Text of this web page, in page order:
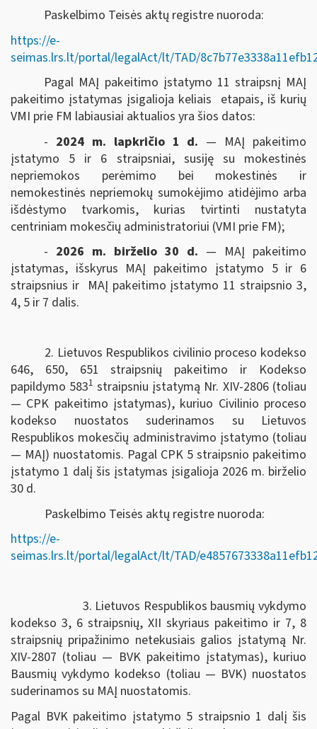
Paskelbimo Teisės aktų registre nuoroda:
https://e-
seimas.lrs.lt/portal/legalAct/lt/TAD/
Pagal MAĮ pakeitimo įstatymo 11 straipsnį MAĮ
pakeitimo įstatymas įsigalioja keliais etapais, iš kurių
VMI prie FM labiausiai aktualios yra šios datos:
- 2024 m. lapkričio 1 d. — MAĮ pakeitimo
įstatymo 5 ir 6 straipsniai, susiję su mokestinės
nepriemokos perėmimo bei mokestinės ir
nemokestinės nepriemokų sumokėjimo atidėjimo arba
išdėstymo tvarkomis, kurias tvirtinti nustatyta
centriniam mokesčių administratoriui (VMI prie FM);
- 2026 m. birželio 30 d. — MAĮ pakeitimo
įstatymas, išskyrus MAĮ pakeitimo įstatymo 5 ir 6
straipsnius ir MAĮ pakeitimo įstatymo 11 straipsnio 3,
4, 5 ir 7 dalis.
2. Lietuvos Respublikos civilinio proceso kodekso
646, 650, 651 straipsnių pakeitimo ir Kodekso
papildymo 5831 straipsniu įstatymą Nr. XIV-2806 (toliau
— CPK pakeitimo įstatymas), kuriuo Civilinio proceso
kodekso nuostatos suderinamos su Lietuvos
Respublikos mokesčių administravimo įstatymo (toliau
— MAĮ) nuostatomis. Pagal CPK 5 straipsnio pakeitimo
įstatymo 1 dalį šis įstatymas įsigalioja 2026 m. birželio
30 d.
Paskelbimo Teisės aktų registre nuoroda:
https://e-
seimas.lrs.lt/portal/legalAct/lt/TAD/
3. Lietuvos Respublikos bausmių vykdymo
kodekso 3, 6 straipsnių, XII skyriaus pakeitimo ir 7, 8
straipsnių pripažinimo netekusiais galios įstatymą Nr.
XIV-2807 (toliau — BVK pakeitimo įstatymas), kuriuo
Bausmių vykdymo kodekso (toliau — BVK) nuostatos
suderinamos su MAĮ nuostatomis.
Pagal BVK pakeitimo įstatymo 5 straipsnio 1 dalį šis